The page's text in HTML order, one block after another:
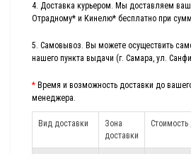
4. Доставка курьером. Мы доставляем
Отрадному* и Кинелю* бесплатно при
5. Самовывоз. Вы можете осуществить
нашего пункта выдачи (г. Самара, ул.
* Время и возможность доставки до
менеджера.
Вид доставки
Зона
доставки
Стоимость